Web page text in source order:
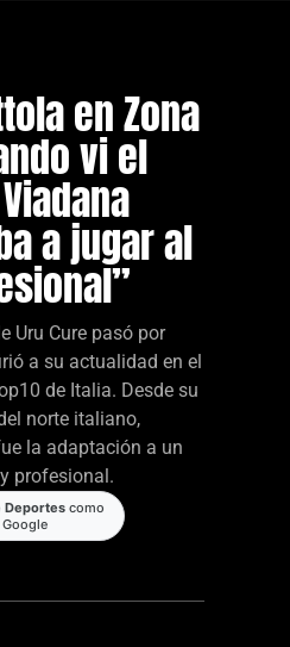
en Zona
vi el
a jugar al
Uru Cure pasó por
a su actualidad en el
de Italia. Desde su
norte italiano,
la adaptación a un
profesional.
Deportes como